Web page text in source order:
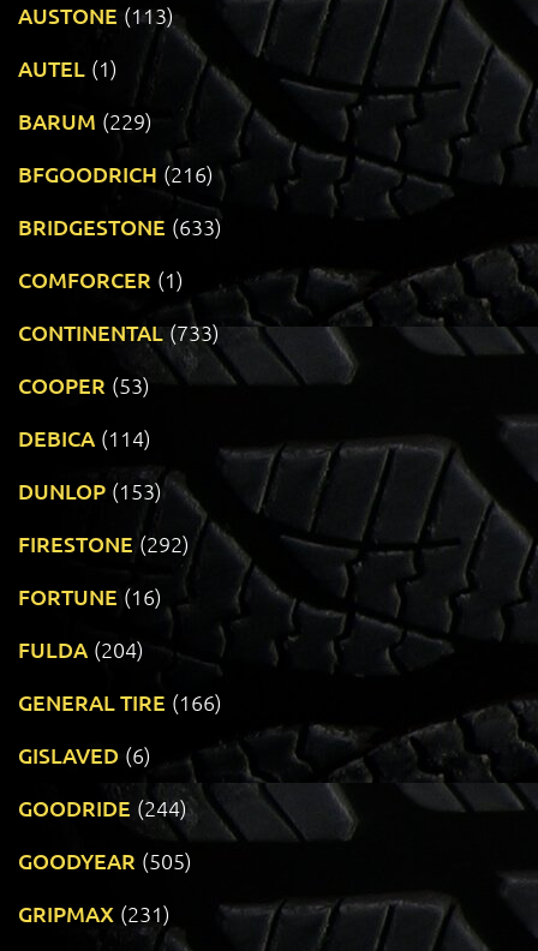
AUSTONE (113)
AUTEL (1)
BARUM (229)
BFGOODRICH (216)
BRIDGESTONE (633)
COMFORCER (1)
CONTINENTAL (733)
COOPER (53)
DEBICA (114)
DUNLOP (153)
FIRESTONE (292)
FORTUNE (16)
FULDA (204)
GENERAL TIRE (166)
GISLAVED (6)
GOODRIDE (244)
GOODYEAR (505)
GRIPMAX (231)